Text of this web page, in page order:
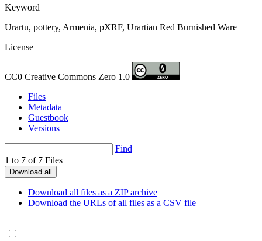
Keyword
Urartu, pottery, Armenia, pXRF, Urartian Red Burnished Ware
License
CC0 Creative Commons Zero 1.0
Files
Metadata
Guestbook
Versions
Find
1 to 7 of 7 Files
Download all
Download all files as a ZIP archive
Download the URLs of all files as a CSV file